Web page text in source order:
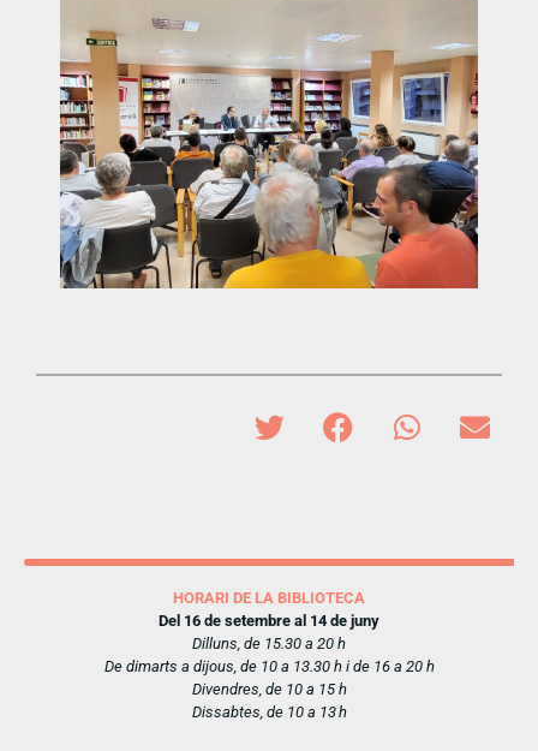
HORARI DE LA BIBLIOTECA
Del 16 de setembre al 14 de juny
Dilluns, de 15.30 a 20 h
De dimarts a dijous, de 10 a 13.30 h i de 16 a 20 h
Divendres, de 10 a 15 h
Dissabtes, de 10 a 13 h